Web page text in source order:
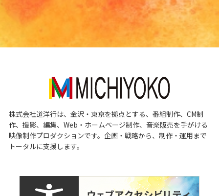
株式会社道洋行は、金沢・東京を拠点とする、番組制作、CM制
作、撮影、編集、Web・ホームページ制作、音楽販売を手がける
映像制作プロダクションです。企画・戦略から、制作・運用まで
トータルに支援します。